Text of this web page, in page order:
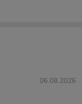
06.08.2026